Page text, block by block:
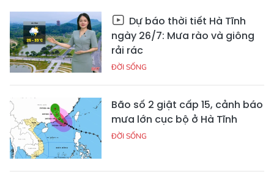
Dự báo thời tiết Hà Tĩnh
ngày 26/7: Mưa rào và giông
rải rác
ĐỜI SỐNG
Bão số 2 giật cấp 15, cảnh báo
mưa lớn cục bộ ở Hà Tĩnh
ĐỜI SỐNG